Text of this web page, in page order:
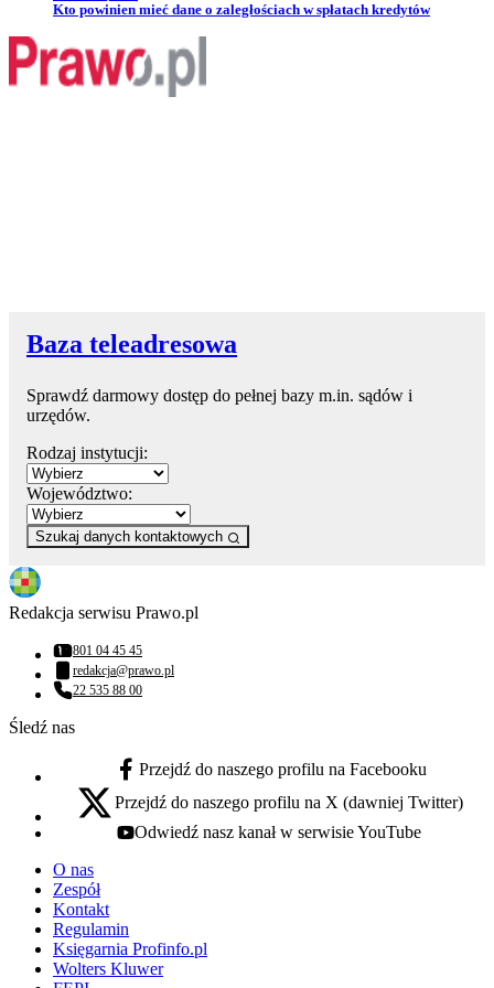
Przejdź do artykułu:
Kto powinien mieć dane o zaległościach w spłatach kredytów
Baza teleadresowa
Sprawdź darmowy dostęp do pełnej bazy m.in. sądów i
urzędów.
Rodzaj instytucji:
Województwo:
Szukaj danych kontaktowych
Redakcja serwisu Prawo.pl
Numer telefonu:
801 04 45 45
Adres email:
redakcja@prawo.pl
Numer telefonu:
22 535 88 00
Śledź nas
facebook - otwiera się w nowej karcie
Przejdź do naszego profilu na Facebooku
x - otwiera się w nowej karcie
Przejdź do naszego profilu na X (dawniej Twitter)
youtube - otwiera się w nowej karcie
Odwiedź nasz kanał w serwisie YouTube
O nas
Zespół
Kontakt
Regulamin
Księgarnia Profinfo.pl
Wolters Kluwer